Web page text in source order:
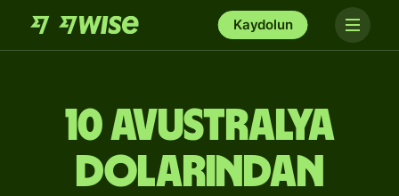
Kaydolun
10 Avustralya
dolarından